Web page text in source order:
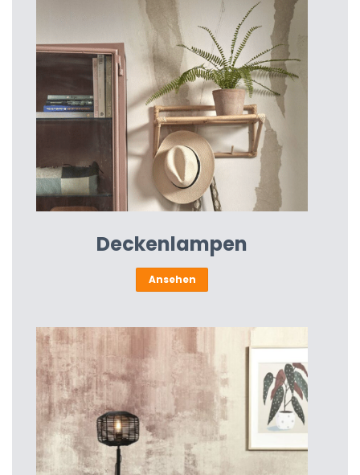
Deckenlampen
Ansehen